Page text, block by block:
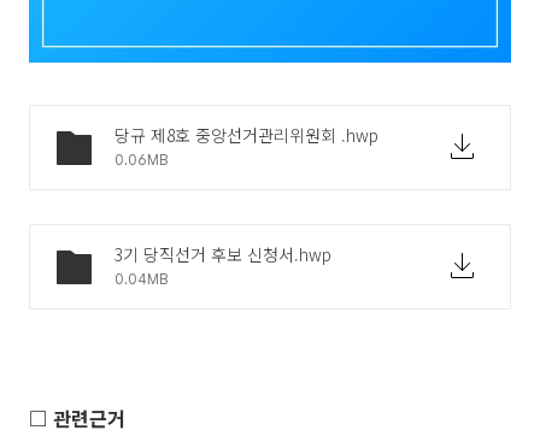
당규 제8호 중앙선거관리위원회 .hwp
0.06MB
3기 당직선거 후보 신청서.hwp
0.04MB
□ 관련근거